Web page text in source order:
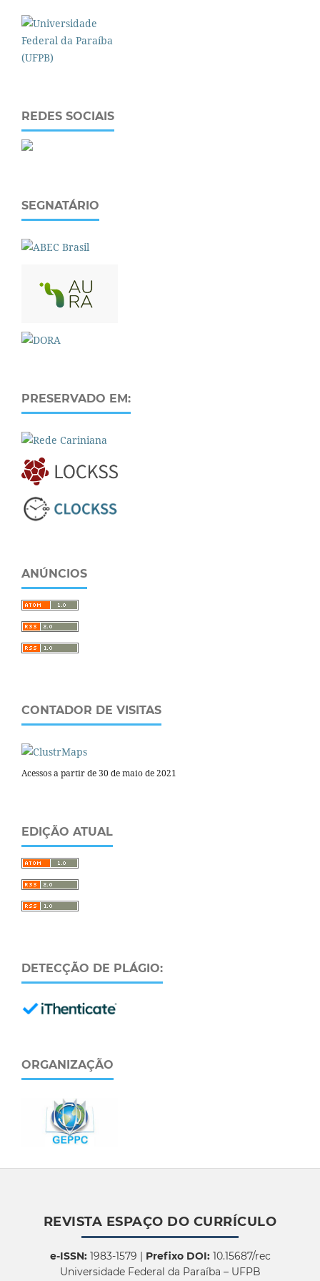
REDES SOCIAIS
SEGNATÁRIO
PRESERVADO EM:
ANÚNCIOS
CONTADOR DE VISITAS
Acessos a partir de 30 de maio de 2021
EDIÇÃO ATUAL
DETECÇÃO DE PLÁGIO:
ORGANIZAÇÃO
REVISTA ESPAÇO DO CURRÍCULO
e-ISSN:1983-1579 | Prefixo DOI:10.15687/rec
Universidade Federal da Paraíba – UFPB